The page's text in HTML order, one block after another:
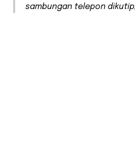
sambungan telepon